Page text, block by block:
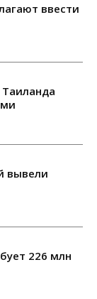
ввести
вывели
226 млн